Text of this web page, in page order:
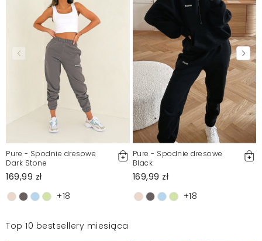
Pure - Spodnie dresowe
Dark Stone
169,99 zł
+18
Pure - Spodnie dresowe
Black
169,99 zł
+18
Top 10 bestsellery miesiąca